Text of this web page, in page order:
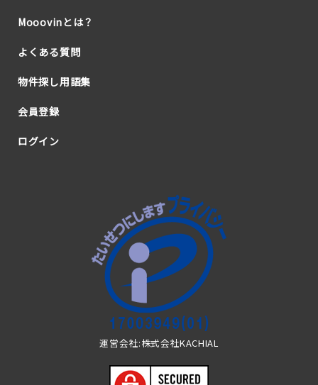
Mooovinとは？
よくある質問
物件探し用語集
会員登録
ログイン
運営会社:株式会社KACHIAL